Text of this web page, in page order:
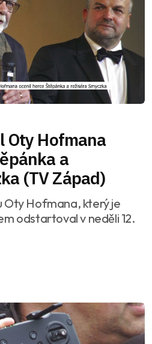
Oty Hofmana
a
(TV Západ)
Oty Hofmana, který je
odstartoval v neděli 12.